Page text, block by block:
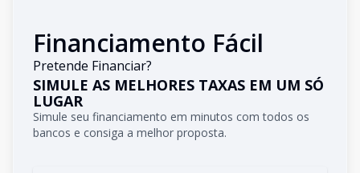
Financiamento Fácil
Pretende Financiar?
SIMULE AS MELHORES TAXAS EM UM SÓ
LUGAR
Simule seu financiamento em minutos com todos os
bancos e consiga a melhor proposta.